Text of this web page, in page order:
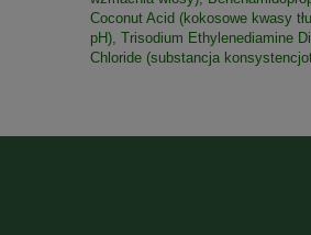
Coconut Acid (kokosowe kwasy
pH), Trisodium Ethylenediamine
Chloride (substancja